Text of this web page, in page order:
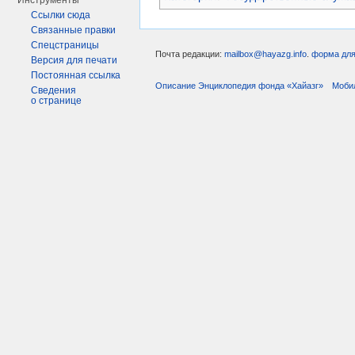
Ссылки сюда
Связанные правки
Спецстраницы
Версия для печати
Постоянная ссылка
Сведения
о странице
Почта редакции: mailbox@hayazg.info форма
Описание Энциклопедия фонда «Хайазг»